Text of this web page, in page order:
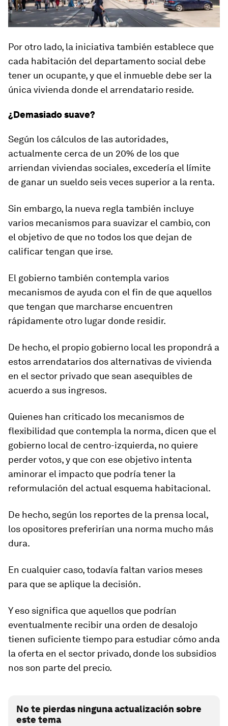
Por otro lado, la iniciativa también establece que
cada habitación del departamento social debe
tener un ocupante, y que el inmueble debe ser la
única vivienda donde el arrendatario reside.
¿Demasiado suave?
Según los cálculos de las autoridades,
actualmente cerca de un 20% de los que
arriendan viviendas sociales, excedería el límite
de ganar un sueldo seis veces superior a la renta.
Sin embargo, la nueva regla también incluye
varios mecanismos para suavizar el cambio, con
el objetivo de que no todos los que dejan de
calificar tengan que irse.
El gobierno también contempla varios
mecanismos de ayuda con el fin de que aquellos
que tengan que marcharse encuentren
rápidamente otro lugar donde residir.
De hecho, el propio gobierno local les propondrá a
estos arrendatarios dos alternativas de vivienda
en el sector privado que sean asequibles de
acuerdo a sus ingresos.
Quienes han criticado los mecanismos de
flexibilidad que contempla la norma, dicen que el
gobierno local de centro-izquierda, no quiere
perder votos, y que con ese objetivo intenta
aminorar el impacto que podría tener la
reformulación del actual esquema habitacional.
De hecho, según los reportes de la prensa local,
los opositores preferirían una norma mucho más
dura.
En cualquier caso, todavía faltan varios meses
para que se aplique la decisión.
Y eso significa que aquellos que podrían
eventualmente recibir una orden de desalojo
tienen suficiente tiempo para estudiar cómo anda
la oferta en el sector privado, donde los subsidios
nos son parte del precio.
No te pierdas ninguna actualización sobre
este tema